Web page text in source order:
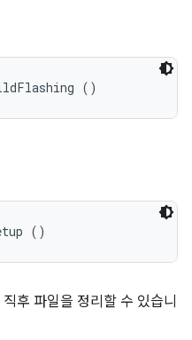
()
()
후 파일을 정리할 수 있습니